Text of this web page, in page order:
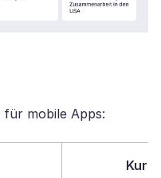
für mobile Apps: